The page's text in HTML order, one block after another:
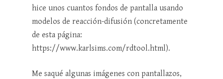
hice unos cuantos fondos de pantalla usando
modelos de reacción-difusión (concretamente
de esta página:
https://www.karlsims.com/rdtool.html).
Me saqué algunas imágenes con pantallazos,